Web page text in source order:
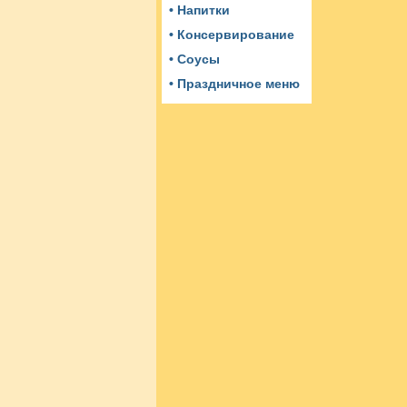
• Напитки
• Консервирование
• Соусы
• Праздничное меню